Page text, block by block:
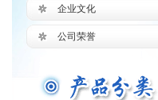
企业文化
公司荣誉